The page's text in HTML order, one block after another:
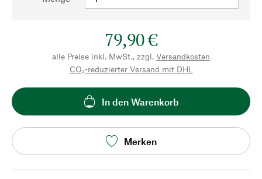
79,90 €
alle Preise inkl. MwSt., zzgl. Versandkosten
CO₂-reduzierter Versand mit DHL
In den Warenkorb
Merken